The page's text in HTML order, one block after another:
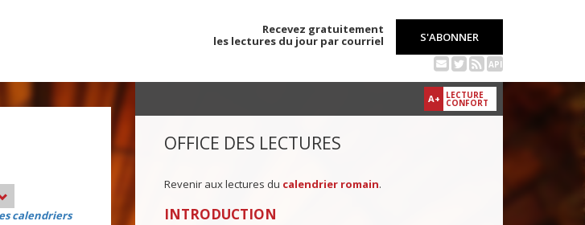
Recevez gratuitement
les lectures du jour par courriel
S'ABONNER
API
calendriers
A+ LECTURE
CONFORT
OFFICE DES LECTURES
Revenir aux lectures du calendrier romain.
INTRODUCTION